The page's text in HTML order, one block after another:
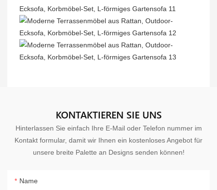
KONTAKTIEREN SIE UNS
Hinterlassen Sie einfach Ihre E-Mail oder Telefon nummer im
Kontakt formular, damit wir Ihnen ein kostenloses Angebot für
unsere breite Palette an Designs senden können!
Name